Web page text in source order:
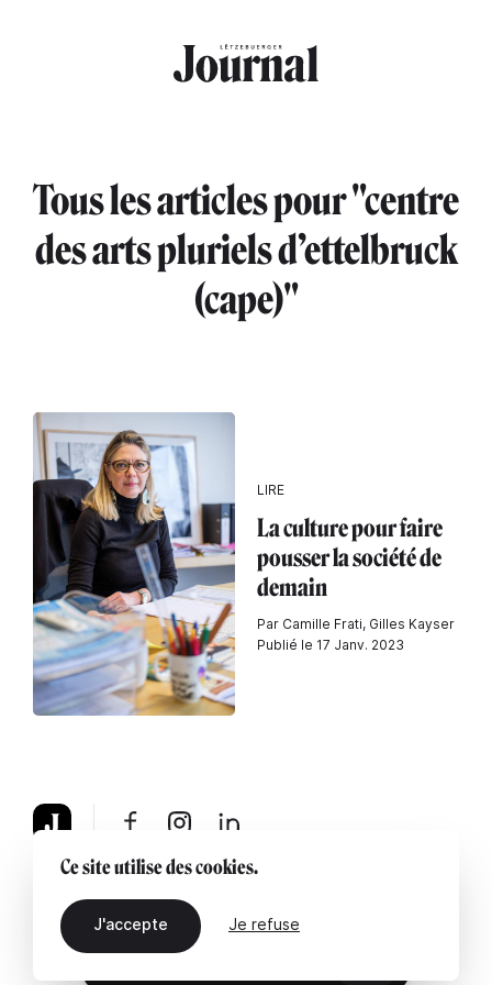
Tous les articles pour "centre
des arts pluriels d’ettelbruck
(cape)"
LIRE
La culture pour faire
pousser la société de
demain
Par Camille Frati, Gilles Kayser
Publié le 17 Janv. 2023
À propos Mentions légales Contactez-nous
Ce site utilise des cookies.
J'accepte Je refuse